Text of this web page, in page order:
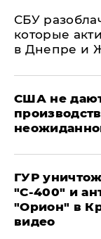
СБУ
которые
в Днепре и
США не
ГУР
"С‑400" и
"Орион" в
видео